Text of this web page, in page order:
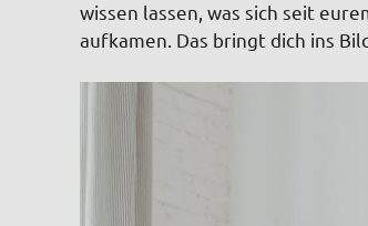
wissen lassen, was sich seit
aufkamen. Das bringt dich ins